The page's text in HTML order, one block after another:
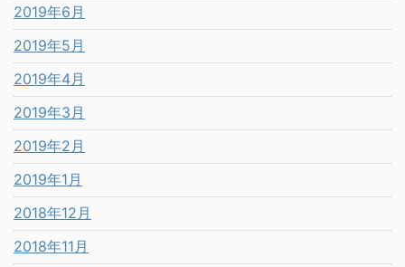
2019年6月
2019年5月
2019年4月
2019年3月
2019年2月
2019年1月
2018年12月
2018年11月